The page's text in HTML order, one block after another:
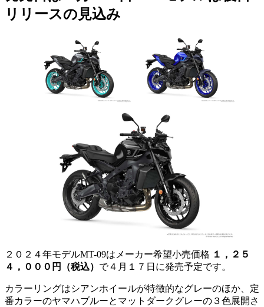
リリースの見込み
２０２４年モデルMT-09はメーカー希望小売価格 １，２５
４，０００円（税込） で４月１７日に発売予定です。
カラーリングはシアンホイールが特徴的なグレーのほか、定
番カラーのヤマハブルーとマットダークグレーの３色展開さ